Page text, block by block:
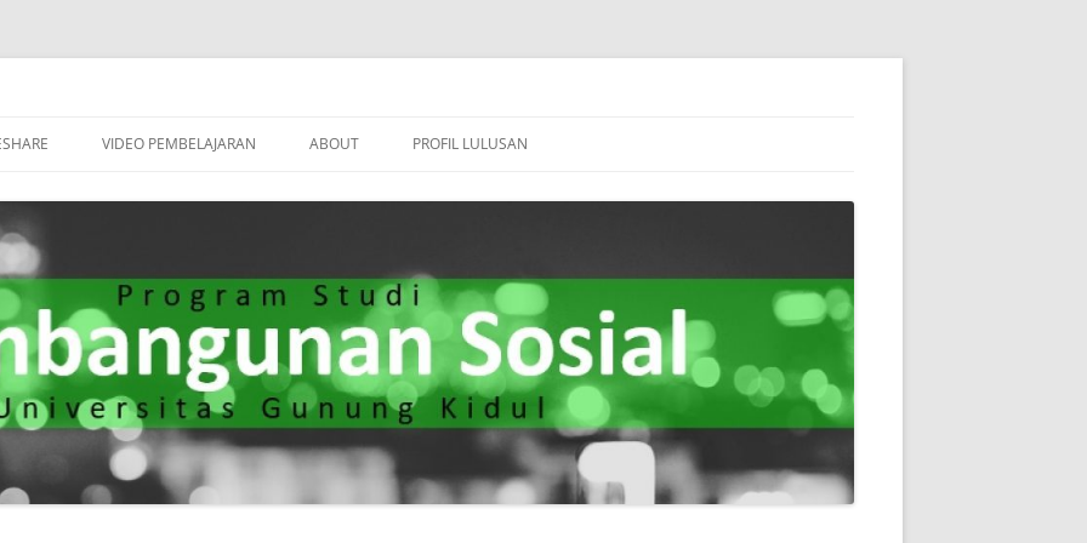
VIDEO PEMBELAJARAN ABOUT PROFIL LULUSAN